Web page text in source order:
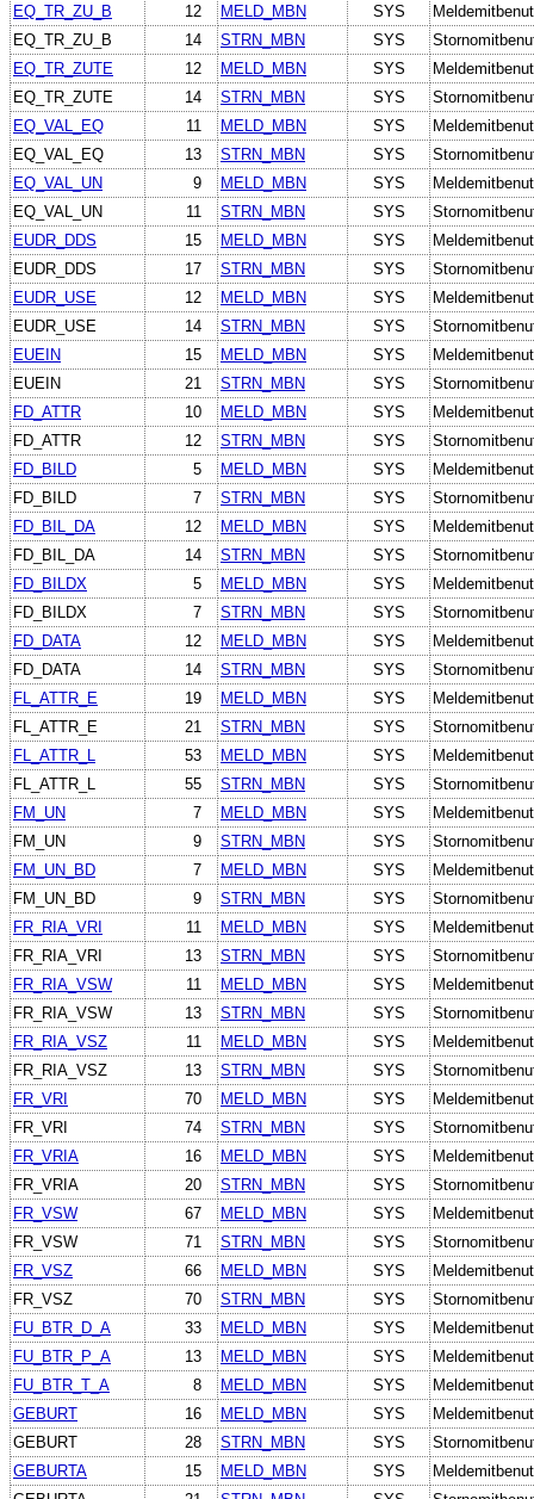
EQ_TR_ZU_B
12 MELD_MBN SYS
EQ_TR_ZU_B
14 STRN_MBN SYS
EQ_TR_ZUTE
12 MELD_MBN SYS
EQ_TR_ZUTE
14 STRN_MBN SYS
EQ_VAL_EQ
11 MELD_MBN SYS
EQ_VAL_EQ
13 STRN_MBN SYS
EQ_VAL_UN
9 MELD_MBN SYS
EQ_VAL_UN
11 STRN_MBN SYS
EUDR_DDS
15 MELD_MBN SYS
EUDR_DDS
17 STRN_MBN SYS
EUDR_USE
12 MELD_MBN SYS
EUDR_USE
14 STRN_MBN SYS
EUEIN
15 MELD_MBN SYS
EUEIN
21 STRN_MBN SYS
FD_ATTR
10 MELD_MBN SYS
FD_ATTR
12 STRN_MBN SYS
FD_BILD
5 MELD_MBN SYS
FD_BILD
7 STRN_MBN SYS
FD_BIL_DA
12 MELD_MBN SYS
FD_BIL_DA
14 STRN_MBN SYS
FD_BILDX
5 MELD_MBN SYS
FD_BILDX
7 STRN_MBN SYS
FD_DATA
12 MELD_MBN SYS
FD_DATA
14 STRN_MBN SYS
FL_ATTR_E
19 MELD_MBN SYS
FL_ATTR_E
21 STRN_MBN SYS
FL_ATTR_L
53 MELD_MBN SYS
FL_ATTR_L
55 STRN_MBN SYS
FM_UN
7 MELD_MBN SYS
FM_UN
9 STRN_MBN SYS
FM_UN_BD
7 MELD_MBN SYS
FM_UN_BD
9 STRN_MBN SYS
FR_RIA_VRI
11 MELD_MBN SYS
FR_RIA_VRI
13 STRN_MBN SYS
FR_RIA_VSW
11 MELD_MBN SYS
FR_RIA_VSW
13 STRN_MBN SYS
FR_RIA_VSZ
11 MELD_MBN SYS
FR_RIA_VSZ
13 STRN_MBN SYS
FR_VRI
70 MELD_MBN SYS
FR_VRI
74 STRN_MBN SYS
FR_VRIA
16 MELD_MBN SYS
FR_VRIA
20 STRN_MBN SYS
FR_VSW
67 MELD_MBN SYS
FR_VSW
71 STRN_MBN SYS
FR_VSZ
66 MELD_MBN SYS
FR_VSZ
70 STRN_MBN SYS
FU_BTR_D_A
33 MELD_MBN SYS
FU_BTR_P_A
13 MELD_MBN SYS
FU_BTR_T_A
8 MELD_MBN SYS
GEBURT
16 MELD_MBN SYS
GEBURT
28 STRN_MBN SYS
GEBURTA
15 MELD_MBN SYS